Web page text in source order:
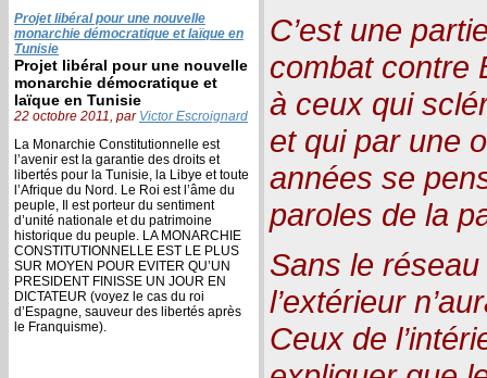
Projet libéral pour une nouvelle
monarchie démocratique et laïque en
Tunisie
Projet libéral pour une nouvelle
monarchie démocratique et
laïque en Tunisie
22 octobre 2011, par Victor Escroignard
La Monarchie Constitutionnelle est
l’avenir est la garantie des droits et
libertés pour la Tunisie, la Libye et toute
l’Afrique du Nord. Le Roi est l’âme du
peuple, Il est porteur du sentiment
d’unité nationale et du patrimoine
historique du peuple. LA MONARCHIE
CONSTITUTIONNELLE EST LE PLUS
SUR MOYEN POUR EVITER QU’UN
PRESIDENT FINISSE UN JOUR EN
DICTATEUR (voyez le cas du roi
d’Espagne, sauveur des libertés après
le Franquisme).
C’est une
combat contre
à ceux qui
et qui par une
années se
paroles de la
Sans le
l’extérieur
Ceux de